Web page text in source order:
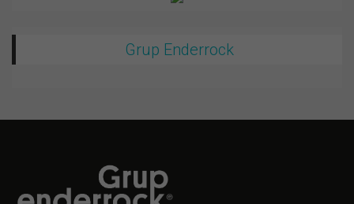
Grup Enderrock